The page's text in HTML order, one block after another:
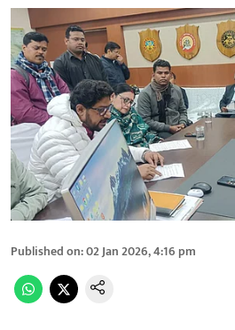
Published on:02 Jan 2026, 4:16 pm